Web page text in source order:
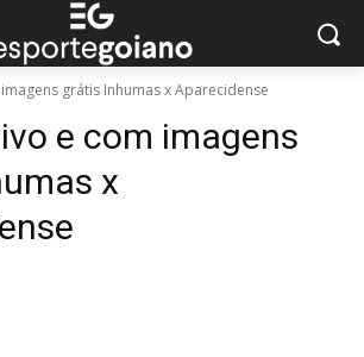
grátis Inhumas x Aparecidense
e com imagens
x